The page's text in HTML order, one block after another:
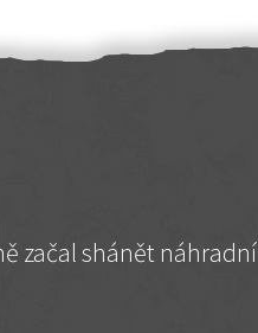
začal shánět náhradní